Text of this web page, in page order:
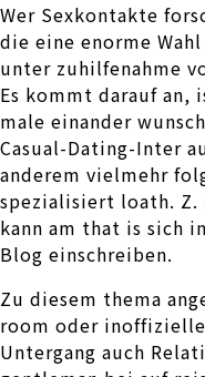
Wer Sexkontakte
die eine enorme
unter zuhilfenahme
Es kommt darauf an,
male einander
Casual-Dating-Inter
anderem vielmehr
spezialisiert loath. Z.
kann am that is sich
Blog einschreiben.
Zu diesem thema
room oder
Untergang auch